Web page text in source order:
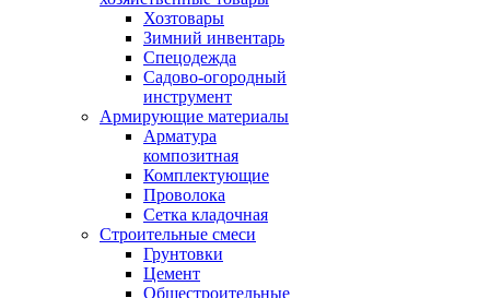
Хозтовары
Зимний инвентарь
Спецодежда
Садово-огородный
инструмент
Армирующие материалы
Арматура
композитная
Комплектующие
Проволока
Сетка кладочная
Строительные смеси
Грунтовки
Цемент
Общестроительные